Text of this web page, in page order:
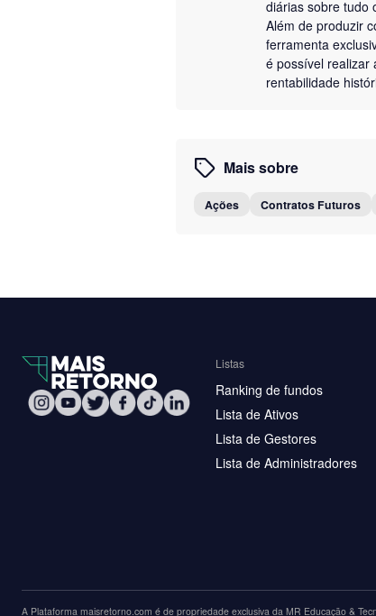
diárias sobre tudo
Além de produzir
ferramenta
é possível realizar
rentabilidade
Mais sobre
Ações Contratos Futuros
Listas
Ranking de fundos
Lista de Ativos
Lista de Gestores
Lista de Administradores
A Plataforma maisretorno.com é de propriedade exclusiva da MR Educação &